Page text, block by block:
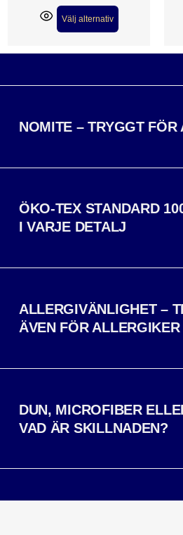
Välj alternativ
NOMITE – TRYGGT FÖR
ÖKO-TEX STANDARD
I VARJE DETALJ
ALLERGIVÄNLIGHET –
ÄVEN FÖR ALLERGIKER
DUN, MICROFIBER
VAD ÄR SKILLNADEN?